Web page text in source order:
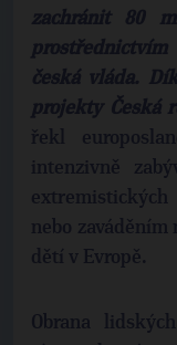
zachránit 80
česká vláda.
projekty Česká
řekl
intenzivně
nebo zaváděním
dětí v Evropě.
Obrana